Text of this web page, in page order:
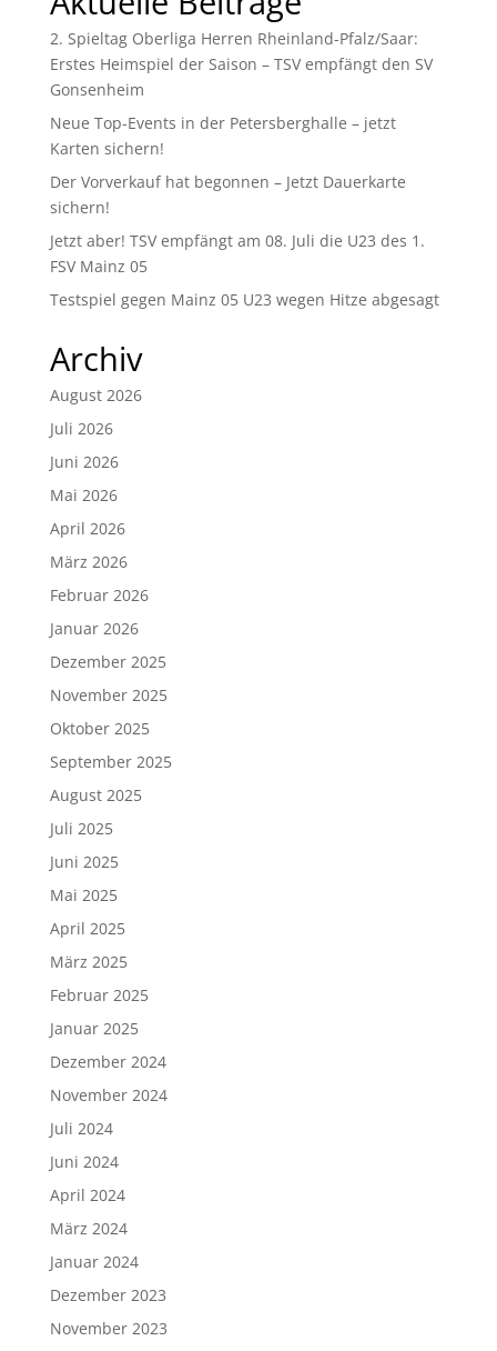
2. Spieltag Oberliga Herren Rheinland-Pfalz/Saar:
Erstes Heimspiel der Saison – TSV empfängt den SV
Gonsenheim
Neue Top-Events in der Petersberghalle – jetzt
Karten sichern!
Der Vorverkauf hat begonnen – Jetzt Dauerkarte
sichern!
Jetzt aber! TSV empfängt am 08. Juli die U23 des 1.
FSV Mainz 05
Testspiel gegen Mainz 05 U23 wegen Hitze abgesagt
Archiv
August 2026
Juli 2026
Juni 2026
Mai 2026
April 2026
März 2026
Februar 2026
Januar 2026
Dezember 2025
November 2025
Oktober 2025
September 2025
August 2025
Juli 2025
Juni 2025
Mai 2025
April 2025
März 2025
Februar 2025
Januar 2025
Dezember 2024
November 2024
Juli 2024
Juni 2024
April 2024
März 2024
Januar 2024
Dezember 2023
November 2023